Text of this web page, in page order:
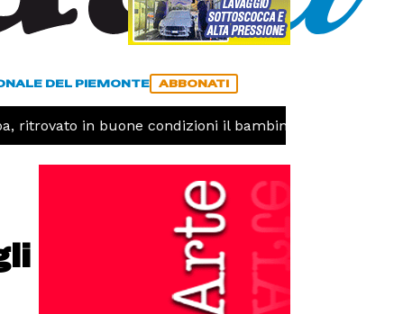
DEL PIEMONTE ABBONATI
ritrovato in buone condizioni il bambino disperso